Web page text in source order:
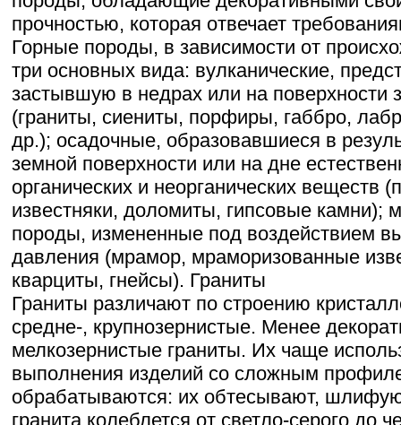
прочностью, которая отвечает
Горные породы, в зависимости от
три основных вида: вулканические,
застывшую в недрах или на поверхности
(граниты, сиениты, порфиры, габбро,
др.); осадочные, образовавшиеся в
земной поверхности или на дне
органических и неорганических веществ
известняки, доломиты, гипсовые камни);
породы, измененные под воздействием
давления (мрамор, мраморизованные
кварциты, гнейсы). Граниты
Граниты различают по строению
средне-, крупнозернистые. Менее
мелкозернистые граниты. Их чаще
выполнения изделий со сложным
обрабатываются: их обтесывают,
гранита колеблется от светло-серого до